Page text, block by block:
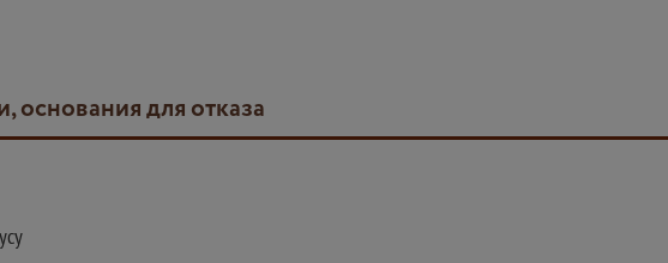
основания для отказа